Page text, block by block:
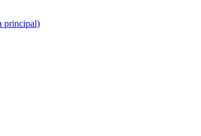
principal)